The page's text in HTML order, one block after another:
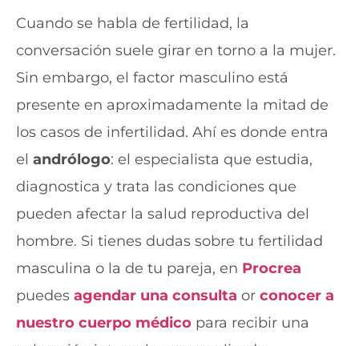
Cuando se habla de fertilidad, la
conversación suele girar en torno a la mujer.
Sin embargo, el factor masculino está
presente en aproximadamente la mitad de
los casos de infertilidad. Ahí es donde entra
el andrólogo: el especialista que estudia,
diagnostica y trata las condiciones que
pueden afectar la salud reproductiva del
hombre. Si tienes dudas sobre tu fertilidad
masculina o la de tu pareja, en Procrea
puedes agendar una consulta or conocer a
nuestro cuerpo médico para recibir una